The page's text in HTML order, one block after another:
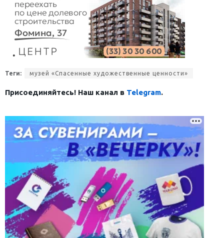
Теги: музей «Спасенные художественные ценности»
Присоединяйтесь! Наш канал в Telegram.